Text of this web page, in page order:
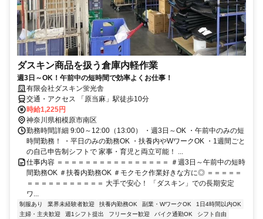
ダスキン商品を扱う倉庫内軽作業
週3日～OK！午前中の短時間で効率よくお仕事！
有限会社ダスキン蛍光舎
交通・アクセス 「原当麻」駅徒歩10分
時給1,225円
神奈川県相模原市南区
勤務時間詳細 9:00～12:00（13:00） ・週3日～OK ・午前中のみの短
時間勤務！ ・平日のみの勤務OK ・扶養内やWワークOK ・1週間ごと
の自己申告制シフトで 家事・育児と両立可能！ ...
仕事内容 ＝＝＝＝＝＝＝＝＝＝＝＝＝＝＝＝ ＃週3日～午前中の短時
間勤務OK ＃扶養内勤務OK ＃モクモク作業好きな方に◎ ＝＝＝＝＝
＝＝＝＝＝＝＝＝＝＝＝ 大手で安心！ 「ダスキン」での長期安定
ワ...
制服あり 業界未経験者歓迎 扶養内勤務OK 副業・WワークOK
1日4時間以内OK
主婦・主夫歓迎
週1シフト提出 フリーター歓迎 バイク通勤OK
シフト自由